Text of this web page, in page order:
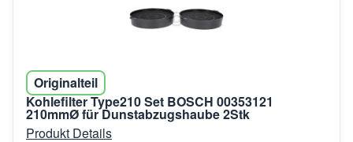
Originalteil
Kohlefilter Type210 Set BOSCH 00353121
210mmØ für Dunstabzugshaube 2Stk
Produkt Details